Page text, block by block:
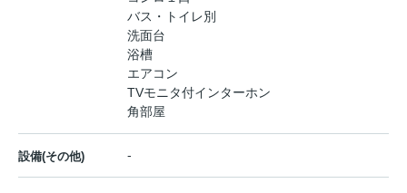
バス・トイレ別
洗面台
浴槽
エアコン
TVモニタ付インターホン
角部屋
設備(その他) -